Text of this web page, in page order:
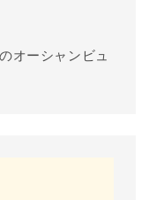
オーシャンビュ